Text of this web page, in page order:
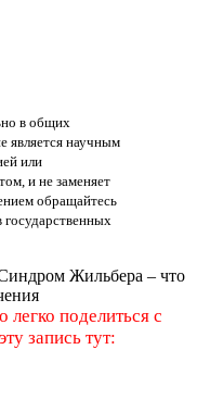
в общих
является научным
или
и не заменяет
обращайтесь
Жильбера – что
легко поделиться с
запись тут: